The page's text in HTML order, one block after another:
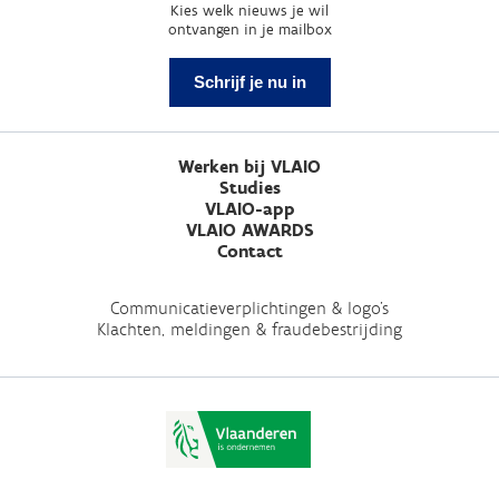
Kies welk nieuws je wil
ontvangen in je mailbox
Schrijf je nu in
Werken bij VLAIO
Studies
VLAIO-app
VLAIO AWARDS
Contact
Communicatieverplichtingen & logo's
Klachten, meldingen & fraudebestrijding